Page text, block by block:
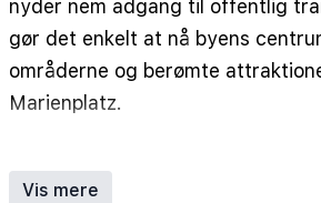
nyder nem adgang til offentlig
gør det enkelt at nå byens
områderne og berømte
Marienplatz.
hver udstyret med aircondition,
Vis mere